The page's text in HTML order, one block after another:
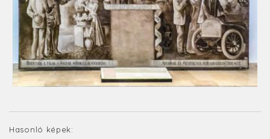
Hasonló képek: